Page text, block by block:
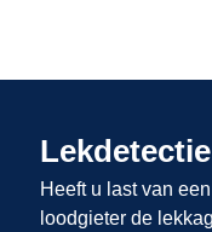
Heeft u last van
loodgieter de